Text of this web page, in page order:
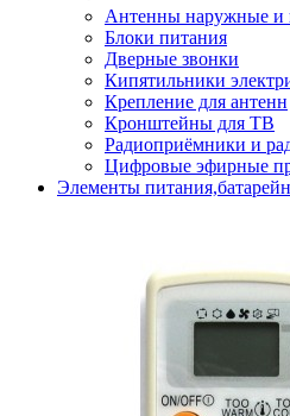
Антенны наружные и
Блоки питания
Дверные звонки
Кипятильники
Крепление для антенн
Кронштейны для ТВ
Радиоприёмники и
Цифровые эфирные
Элементы